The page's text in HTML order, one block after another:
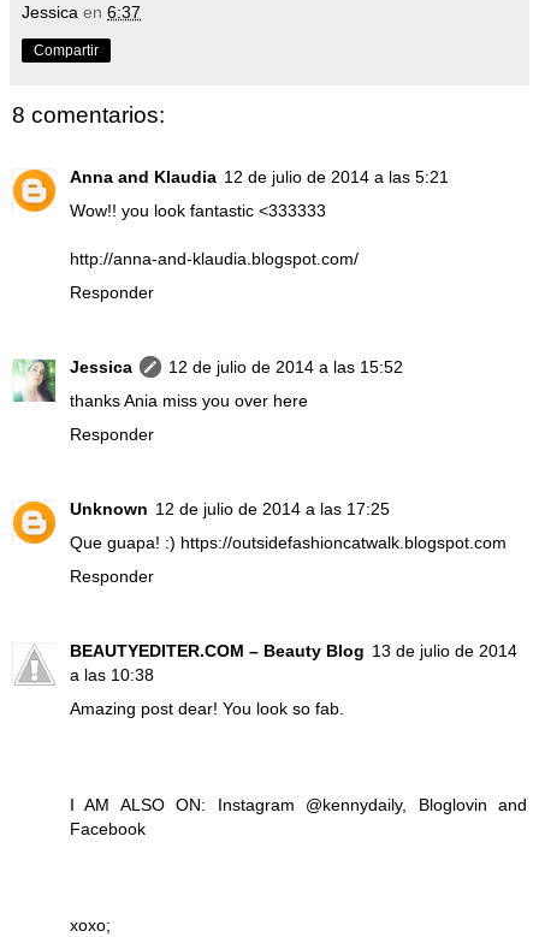
Jessica en 6:37
Compartir
8 comentarios:
Anna and Klaudia 12 de julio de 2014 a las 5:21
Wow!! you look fantastic <333333
http://anna-and-klaudia.blogspot.com/
Responder
Jessica
12 de julio de 2014 a las 15:52
thanks Ania miss you over here
Responder
Unknown 12 de julio de 2014 a las 17:25
Que guapa! :) https://outsidefashioncatwalk.blogspot.com
Responder
BEAUTYEDITER.COM – Beauty Blog 13 de julio de 2014
a las 10:38
Amazing post dear! You look so fab.
I AM ALSO ON: Instagram @kennydaily, Bloglovin and
Facebook
xoxo;